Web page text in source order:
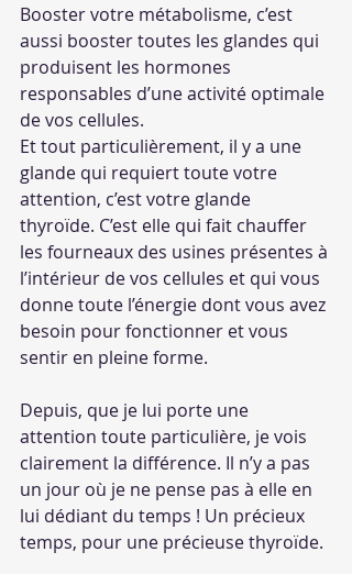
Booster votre métabolisme, c’est
aussi booster toutes les glandes qui
produisent les hormones
responsables d’une activité optimale
de vos cellules.
Et tout particulièrement, il y a une
glande qui requiert toute votre
attention, c’est votre glande
thyroïde. C’est elle qui fait chauffer
les fourneaux des usines présentes à
l’intérieur de vos cellules et qui vous
donne toute l’énergie dont vous avez
besoin pour fonctionner et vous
sentir en pleine forme.
Depuis, que je lui porte une
attention toute particulière, je vois
clairement la différence. Il n’y a pas
un jour où je ne pense pas à elle en
lui dédiant du temps ! Un précieux
temps, pour une précieuse thyroïde.